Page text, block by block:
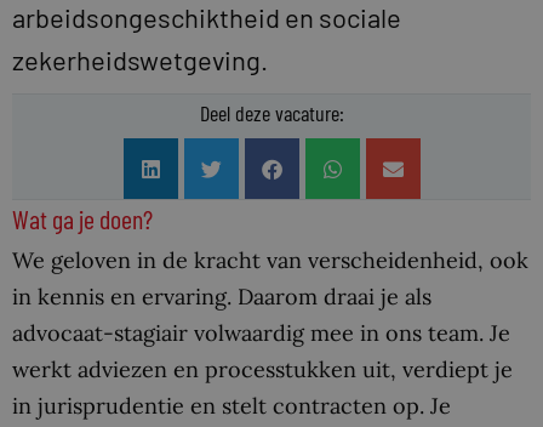
arbeidsongeschiktheid en sociale
zekerheidswetgeving.
Deel deze vacature:
Wat ga je doen?
We geloven in de kracht van verscheidenheid, ook
in kennis en ervaring. Daarom draai je als
advocaat-stagiair volwaardig mee in ons team. Je
werkt adviezen en processtukken uit, verdiept je
in jurisprudentie en stelt contracten op. Je